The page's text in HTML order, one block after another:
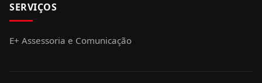
SERVIÇOS
E+ Assessoria e Comunicação